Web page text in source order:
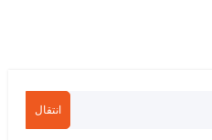
انتقال